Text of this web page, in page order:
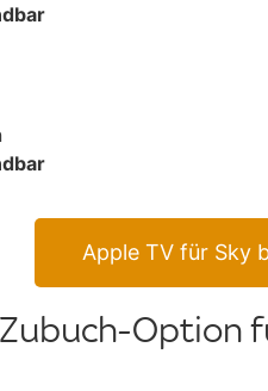
Apple TV für Sky
Option